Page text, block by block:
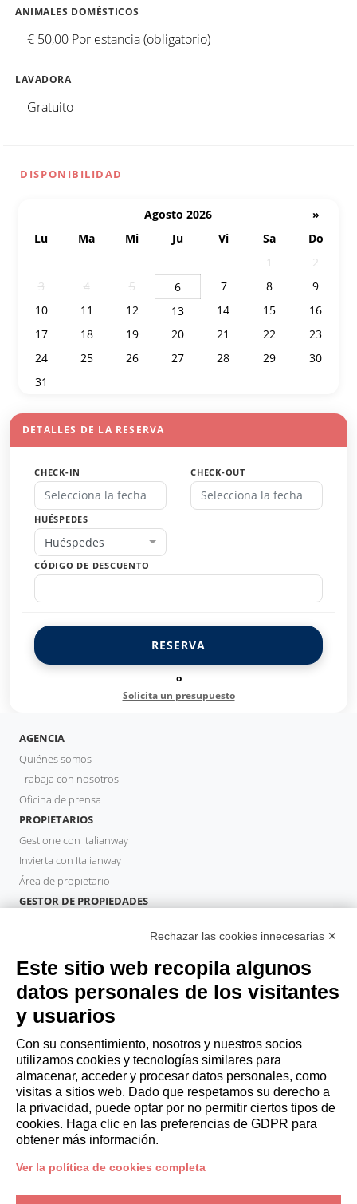
ANIMALES DOMÉSTICOS
€ 50,00 Por estancia (obligatorio)
LAVADORA
Gratuito
DISPONIBILIDAD
Agosto 2026
»
Lu
Ma Mi Ju Vi Sa
Do
1
2
3
4 5 6 7 8
9
10
11 12 13 14 15
16
17
18 19 20 21 22
23
24
25 26 27 28 29
30
31
DETALLES DE LA RESERVA
CHECK-IN CHECK-OUT
HUÉSPEDES
Huéspedes
CÓDIGO DE DESCUENTO
RESERVA
o
Solicita un presupuesto
AGENCIA
Quiénes somos
Trabaja con nosotros
Oficina de prensa
PROPIETARIOS
Gestione con Italianway
Invierta con Italianway
Área de propietario
GESTOR DE PROPIEDADES
HUÉSPEDES
Reserve una estancia
Estancias largas
Experiencias para los Huéspedes
Descuentos para husespedes
Convenios para empresas
booking@italianway.house
+390286882952
Rechazar las cookies innecesarias ✕
Este sitio web recopila algunos
datos personales de los visitantes
y usuarios
Con su consentimiento, nosotros y nuestros socios
utilizamos cookies y tecnologías similares para
almacenar, acceder y procesar datos personales, como
visitas a sitios web. Dado que respetamos su derecho a
la privacidad, puede optar por no permitir ciertos tipos de
cookies. Haga clic en las preferencias de GDPR para
obtener más información.
Ver la política de cookies completa